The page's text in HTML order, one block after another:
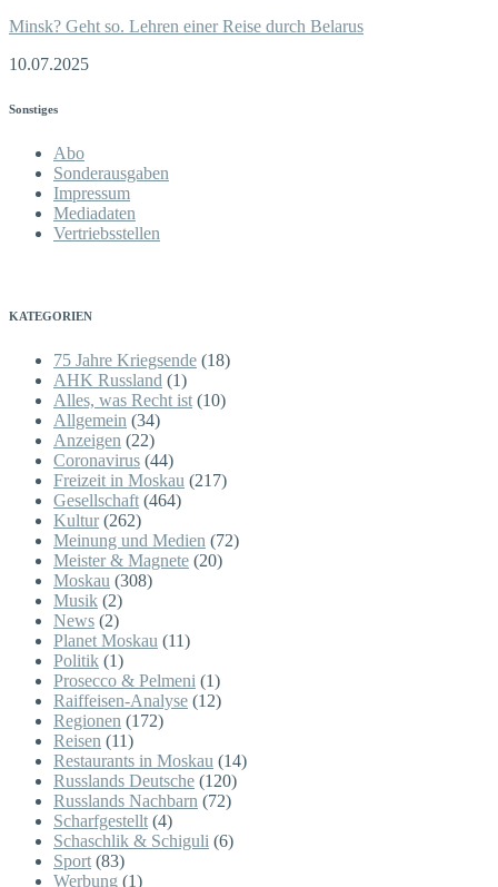
Minsk? Geht so. Lehren einer Reise durch Belarus
10.07.2025
Sonstiges
Abo
Sonderausgaben
Impressum
Mediadaten
Vertriebsstellen
KATEGORIEN
75 Jahre Kriegsende (18)
AHK Russland (1)
Alles, was Recht ist (10)
Allgemein (34)
Anzeigen (22)
Coronavirus (44)
Freizeit in Moskau (217)
Gesellschaft (464)
Kultur(262)
Meinung und Medien (72)
Meister & Magnete (20)
Moskau (308)
Musik (2)
News (2)
Planet Moskau (11)
Politik (1)
Prosecco & Pelmeni (1)
Raiffeisen-Analyse (12)
Regionen (172)
Reisen (11)
Restaurants in Moskau (14)
Russlands Deutsche (120)
Russlands Nachbarn (72)
Scharfgestellt (4)
Schaschlik & Schiguli (6)
Sport (83)
Werbung (1)